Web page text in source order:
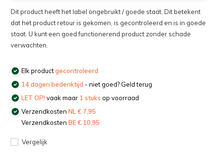
Dit product heeft het label ongebruikt / goede staat. Dit betekent
dat het product retour is gekomen, is gecontroleerd en is in goede
staat. U kunt een goed functionerend product zonder schade
verwachten.
Elk productgecontroleerd
14 dagen bedenktijd - niet goed? Geld terug
LET OP! vaak maar 1 stuks op voorraad
VerzendkostenNL € 7,95
VerzendkostenBE € 10,95
Vergelijk